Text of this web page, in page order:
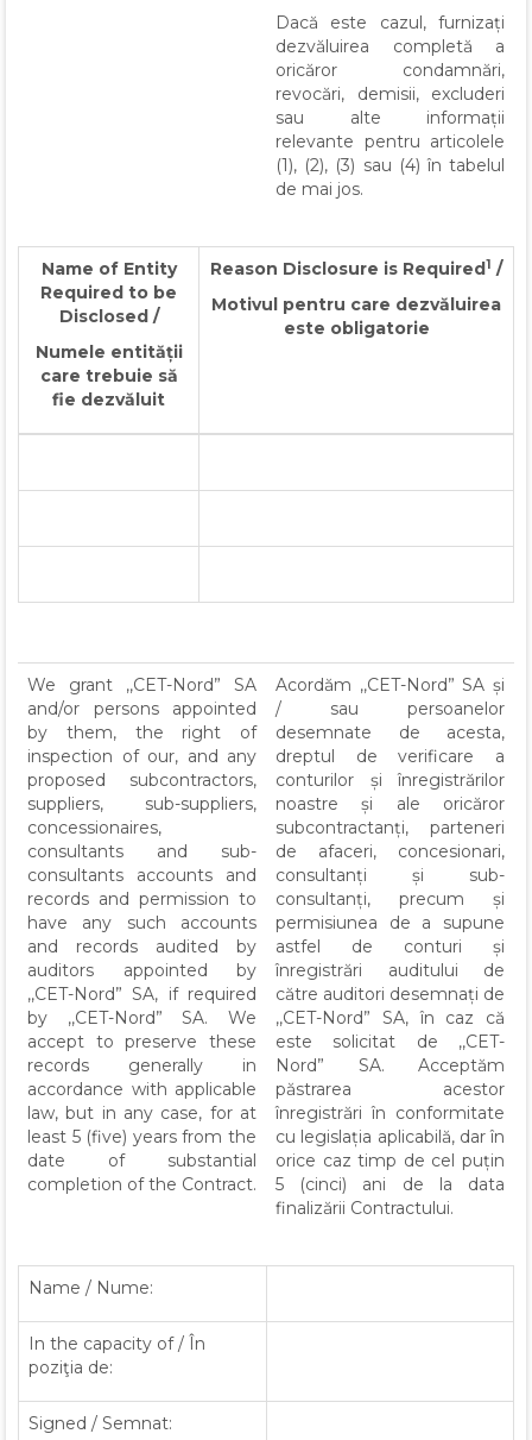
Dacă este cazul, furnizați
dezvăluirea completă a
oricăror condamnări,
revocări, demisii, excluderi
sau alte informații
relevante pentru articolele
(1), (2), (3) sau (4) în tabelul
de mai jos.
Name of Entity
Required to be
Disclosed /
Numele entității
care trebuie să
fie dezvăluit
Reason Disclosure is Required1 /
Motivul pentru care dezvăluirea
este obligatorie
We grant ,,CET-Nord” SA
and/or persons appointed
by them, the right of
inspection of our, and any
proposed subcontractors,
suppliers, sub-suppliers,
concessionaires,
consultants and sub-
consultants accounts and
records and permission to
have any such accounts
and records audited by
auditors appointed by
,,CET-Nord” SA, if required
by ,,CET-Nord” SA. We
accept to preserve these
records generally in
accordance with applicable
law, but in any case, for at
least 5 (five) years from the
date of substantial
completion of the Contract.
Acordăm ,,CET-Nord” SA și
/ sau persoanelor
desemnate de acesta,
dreptul de verificare a
conturilor și înregistrărilor
noastre și ale oricăror
subcontractanți, parteneri
de afaceri, concesionari,
consultanți și sub-
consultanți, precum și
permisiunea de a supune
astfel de conturi și
înregistrări auditului de
către auditori desemnați de
,,CET-Nord” SA, în caz că
este solicitat de ,,CET-
Nord” SA. Acceptăm
păstrarea acestor
înregistrări în conformitate
cu legislația aplicabilă, dar în
orice caz timp de cel puțin
5 (cinci) ani de la data
finalizării Contractului.
Name / Nume:
In the capacity of / În
poziţia de:
Signed / Semnat: